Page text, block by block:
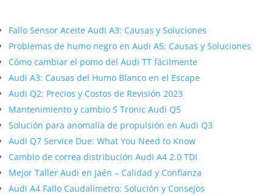
Fallo Sensor Aceite Audi A3: Causas y Soluciones
Problemas de humo negro en Audi A5: Causas y Soluciones
Cómo cambiar el pomo del Audi TT fácilmente
Audi A3: Causas del Humo Blanco en el Escape
Audi Q2: Precios y Costos de Revisión 2023
Mantenimiento y cambio S Tronic Audi Q5
Solución para anomalía de propulsión en Audi Q3
Audi Q7 Service Due: What You Need to Know
Cambio de correa distribución Audi A4 2.0 TDI
Mejor Taller Audi en Jaén – Calidad y Confianza
Audi A4 Fallo Caudalímetro: Solución y Consejos